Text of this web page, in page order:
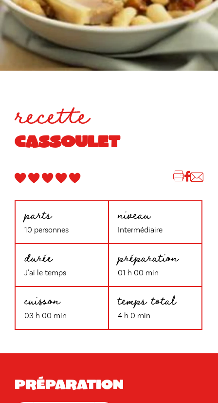
recette
CASSOULET
parts
10 personnes
niveau
Intermédiaire
durée
J'ai le temps
préparation
01 h 00 min
cuisson
03 h 00 min
temps total
4 h 0 min
Préparation